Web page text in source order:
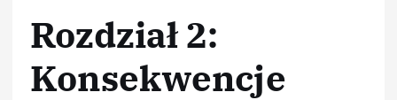
Rozdział 2:
Konsekwencje